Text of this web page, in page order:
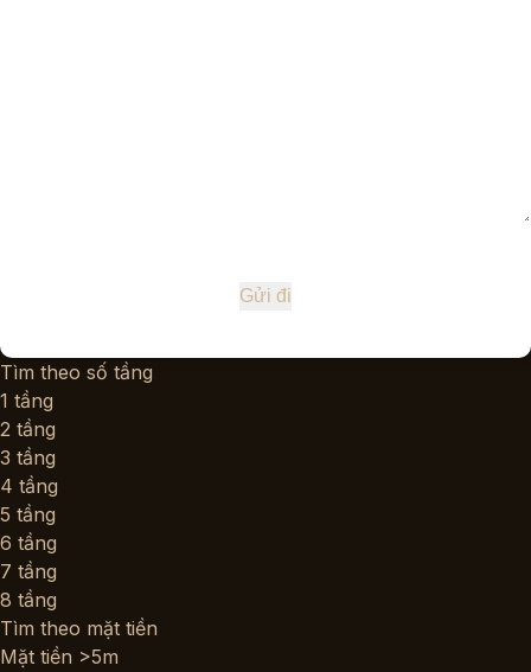
Tìm theo số tầng
1 tầng
2 tầng
3 tầng
4 tầng
5 tầng
6 tầng
7 tầng
8 tầng
Tìm theo mặt tiền
Mặt tiền >5m